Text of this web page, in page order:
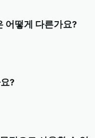
떻게 다른가요?
?